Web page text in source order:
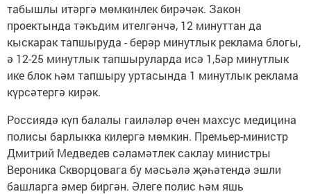
табышлы итәргә мөмкинлек бирәчәк. Закон
проектында тәкъдим ителгәнчә, 12 ми­нуттан да
кыскарак тапшыруда - берәр минутлык реклама блогы,
ә 12-25 минутлык тапшыруларда исә 1,5әр минутлык
ике блок һәм тапшыру уртасында 1 минутлык реклама
күрсәтергә кирәк.
Россиядә күп балалы гаиләләр өчен махсус медицина
полисы барлыкка килергә мөмкин. Премьер-министр
Дмитрий Медведев сәламәтлек саклау минис­тры
Вероника Скворцовага бу мәсьәлә җәһәтендә эшли
башларга әмер биргән. Әлеге полис һәм яшь